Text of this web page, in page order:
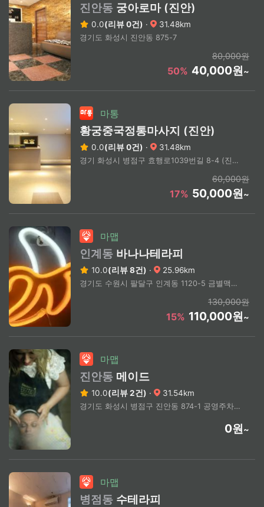
진안동 궁아로마 (진안)
0.0(리뷰 0건) · 31.48km
경기도 화성시 진안동 875-7
80,000원
50% 40,000원~
마통
황궁중국정통마사지 (진안)
0.0(리뷰 0건) · 31.48km
경기 화성시 병점구 효행로1039번길 8-4 (진안동, 백상프라자)
60,000원
17% 50,000원~
마맵
인계동 바나나테라피
10.0(리뷰 8건) · 25.96km
경기도 수원시 팔달구 인계동 1120-5 금별맥주 건물 4F
130,000원
15% 110,000원~
마맵
진안동 메이드
10.0(리뷰 2건) · 31.54km
경기도 화성시 병점구 진안동 874-1 공영주차장 도보 1분
0원~
마맵
병점동 수테라피